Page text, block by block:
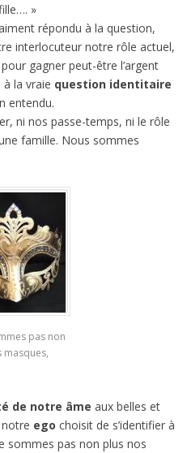
»
répondu à la question,
interlocuteur notre rôle actuel,
gagner peut-être l’argent
à la vraie question identitaire
entendu.
ni nos passe-temps, ni le rôle
famille. Nous sommes
pas non
masques,
de notre âme aux belles et
ego choisit de s’identifier à
sommes pas non plus nos